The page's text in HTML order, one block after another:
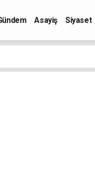
Asayiş Siyaset